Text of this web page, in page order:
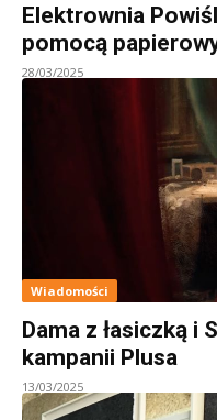
Elektrownia
pomocą
28/03/2025
Wiadomości
Dama z łasiczką i
kampanii Plusa
13/03/2025